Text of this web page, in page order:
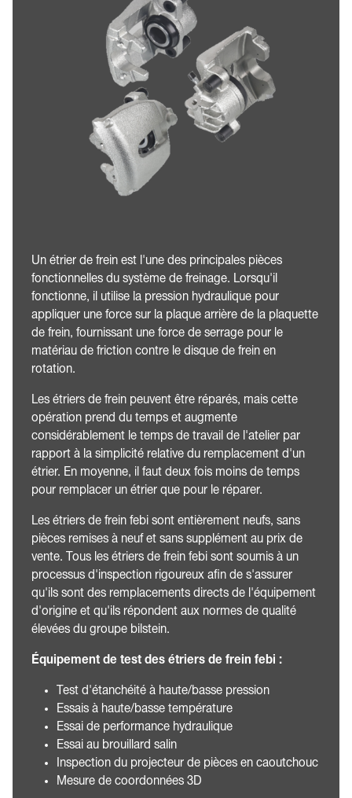
Un étrier de frein est l'une des principales pièces
fonctionnelles du système de freinage. Lorsqu'il
fonctionne, il utilise la pression hydraulique pour
appliquer une force sur la plaque arrière de la plaquette
de frein, fournissant une force de serrage pour le
matériau de friction contre le disque de frein en
rotation.
Les étriers de frein peuvent être réparés, mais cette
opération prend du temps et augmente
considérablement le temps de travail de l'atelier par
rapport à la simplicité relative du remplacement d'un
étrier. En moyenne, il faut deux fois moins de temps
pour remplacer un étrier que pour le réparer.
Les étriers de frein febi sont entièrement neufs, sans
pièces remises à neuf et sans supplément au prix de
vente. Tous les étriers de frein febi sont soumis à un
processus d'inspection rigoureux afin de s'assurer
qu'ils sont des remplacements directs de l'équipement
d'origine et qu'ils répondent aux normes de qualité
élevées du groupe bilstein.
Équipement de test des étriers de frein febi :
Test d'étanchéité à haute/basse pression
Essais à haute/basse température
Essai de performance hydraulique
Essai au brouillard salin
Inspection du projecteur de pièces en caoutchouc
Mesure de coordonnées 3D